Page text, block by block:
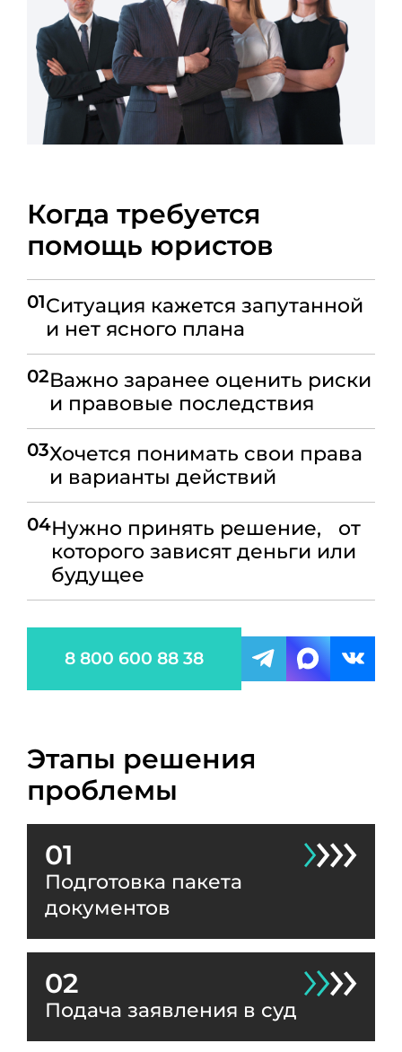
Когда требуется
помощь юристов
01Ситуация кажется запутанной
и нет ясного плана
02Важно заранее оценить риски
и правовые последствия
03Хочется понимать свои права
и варианты действий
04Нужно принять решение, от
которого зависят деньги или
будущее
8 800 600 88 38
Этапы решения
проблемы
01
Подготовка пакета
документов
02
Подача заявления в суд